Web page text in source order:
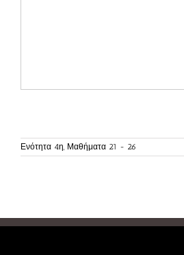
Ενότητα 4η, Μαθήματα 21 - 26